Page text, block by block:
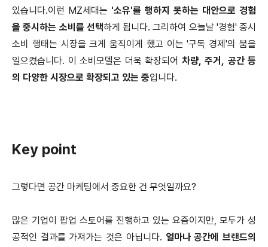
있습니다.이런 MZ세대는 '소유'를 행하지 못하는 대안으로 경험
을 중시하는 소비를 선택하게 됩니다. 그리하여 오늘날 '경험' 중시
소비 행태는 시장을 크게 움직이게 했고 이는 '구독 경제'의 붐을
일으켰습니다. 이 소비모델은 더욱 확장되어 차량, 주거, 공간 등
의 다양한 시장으로 확장되고 있는 중입니다.
Key point​
그렇다면 공간 마케팅에서 중요한 건 무엇일까요?
많은 기업이 팝업 스토어를 진행하고 있는 요즘이지만, 모두가 성
공적인 결과를 가져가는 것은 아닙니다. 얼마나 공간에 브랜드의